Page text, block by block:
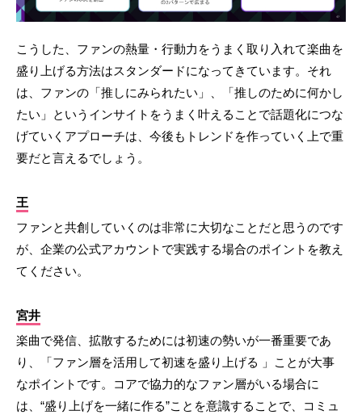
こうした、ファンの熱量・行動力をうまく取り入れて楽曲を
盛り上げる方法はスタンダードになってきています。それ
は、ファンの「推しにみられたい」、「推しのために何かし
たい」というインサイトをうまく叶えることで話題化につな
げていくアプローチは、今後もトレンドを作っていく上で重
要だと言えるでしょう。
王
ファンと共創していくのは非常に大切なことだと思うのです
が、企業の公式アカウントで実践する場合のポイントを教え
てください。
宮井
楽曲で発信、拡散するためには初速の勢いが一番重要であ
り、「ファン層を活用して初速を盛り上げる 」ことが大事
なポイントです。コアで協力的なファン層がいる場合に
は、“盛り上げを一緒に作る”ことを意識することで、コミュ